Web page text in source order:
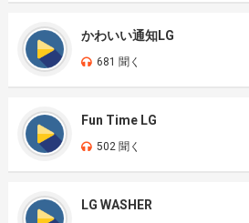
かわいい通知LG
681 聞く
Fun Time LG
502 聞く
LG WASHER